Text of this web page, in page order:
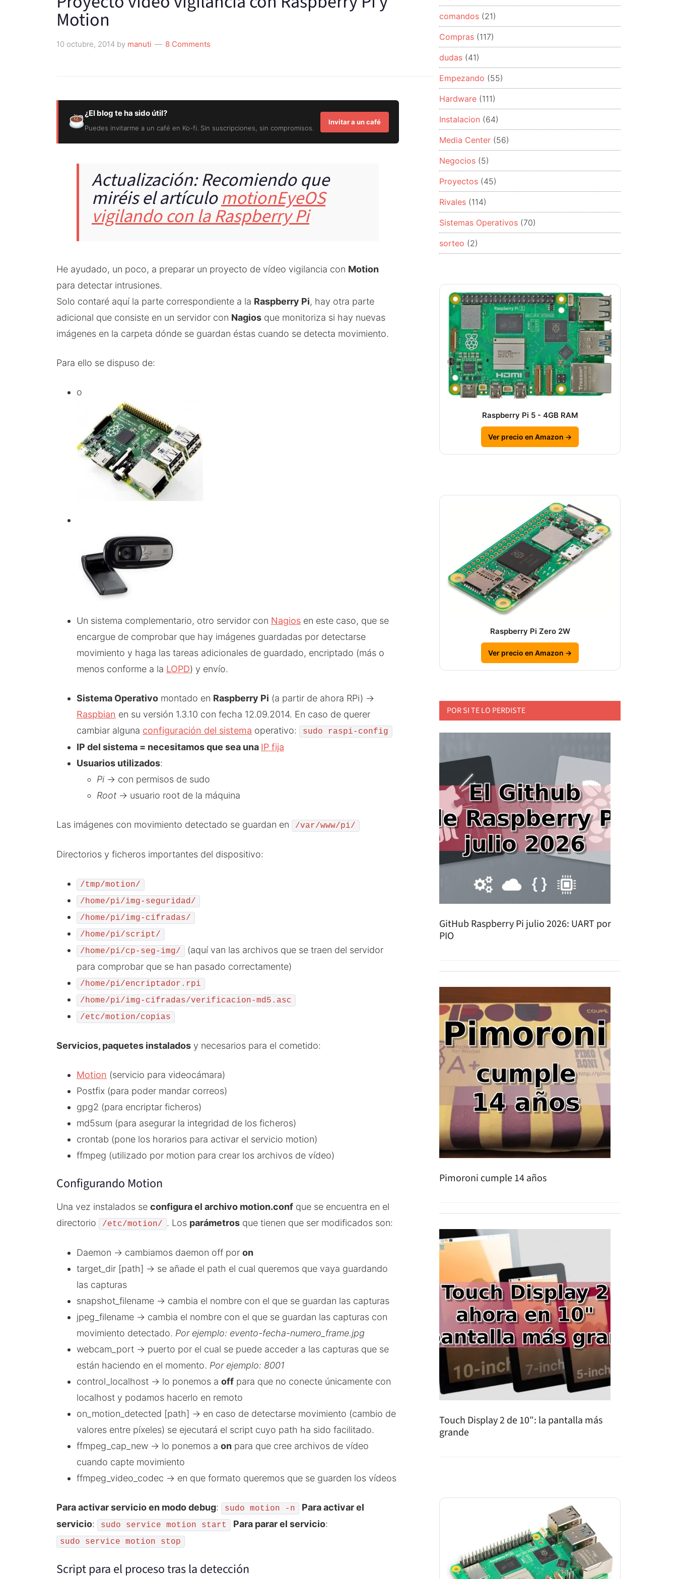
Motion
10 octubre, 2014 by manuti 8 Comments
¿El blog te ha sido útil?
Puedes invitarme a un café en Ko-fi. Sin suscripciones, sin compromisos.
Invitar a un café
Actualización: Recomiendo que
miréis el artículomotionEyeOS
vigilando con la Raspberry Pi
He ayudado, un poco, a preparar un proyecto de vídeo vigilancia con Motion
para detectar intrusiones.
Solo contaré aquí la parte correspondiente a la Raspberry Pi, hay otra parte
adicional que consiste en un servidor con Nagios que monitoriza si hay nuevas
imágenes en la carpeta dónde se guardan éstas cuando se detecta movimiento.
Para ello se dispuso de:
o
Un sistema complementario, otro servidor con Nagios en este caso, que se
encargue de comprobar que hay imágenes guardadas por detectarse
movimiento y haga las tareas adicionales de guardado, encriptado (más o
menos conforme a la LOPD) y envío.
Sistema Operativo montado en Raspberry Pi (a partir de ahora RPi) ->
Raspbian en su versión 1.3.10 con fecha 12.09.2014. En caso de querer
cambiar alguna configuración del sistema operativo: sudo raspi-config
IP del sistema = necesitamos que sea una IP fija
Usuarios utilizados:
Pi -> con permisos de sudo
Root -> usuario root de la máquina
Las imágenes con movimiento detectado se guardan en /var/www/pi/
Directorios y ficheros importantes del dispositivo:
/tmp/motion/
/home/pi/img-seguridad/
/home/pi/img-cifradas/
/home/pi/script/
/home/pi/cp-seg-img/
(aquí van las archivos que se traen del servidor
para comprobar que se han pasado correctamente)
/home/pi/encriptador.rpi
/home/pi/img-cifradas/verificacion-md5.asc
/etc/motion/copias
Servicios, paquetes instalados y necesarios para el cometido:
Motion (servicio para videocámara)
Postfix (para poder mandar correos)
gpg2 (para encriptar ficheros)
md5sum (para asegurar la integridad de los ficheros)
crontab (pone los horarios para activar el servicio motion)
ffmpeg (utilizado por motion para crear los archivos de vídeo)
Configurando Motion
Una vez instalados se configura el archivo motion.conf que se encuentra en el
directorio
/etc/motion/ . Los parámetrosque tienen que ser modificados son:
Daemon -> cambiamos daemon off por on
target_dir [path] -> se añade el path el cual queremos que vaya guardando
las capturas
snapshot_filename -> cambia el nombre con el que se guardan las capturas
jpeg_filename -> cambia el nombre con el que se guardan las capturas con
movimiento detectado. Por ejemplo: evento-fecha-numero_frame.jpg
webcam_port -> puerto por el cual se puede acceder a las capturas que se
están haciendo en el momento. Por ejemplo: 8001
control_localhost -> lo ponemos a off para que no conecte únicamente con
localhost y podamos hacerlo en remoto
on_motion_detected [path] -> en caso de detectarse movimiento (cambio de
valores entre píxeles) se ejecutará el script cuyo path ha sido facilitado.
ffmpeg_cap_new -> lo ponemos a on para que cree archivos de vídeo
cuando capte movimiento
ffmpeg_video_codec -> en que formato queremos que se guarden los vídeos
Para activar servicio en modo debug: sudo motion -n
Para activar el
servicio: sudo service motion start Para parar el servicio:
sudo service motion stop
Script para el proceso tras la detección
comandos (21)
Compras (117)
dudas (41)
Empezando (55)
Hardware (111)
Instalacion (64)
Media Center (56)
Negocios (5)
Proyectos (45)
Rivales (114)
Sistemas Operativos (70)
sorteo (2)
Raspberry Pi 5 - 4GB RAM
Ver precio en Amazon →
Raspberry Pi Zero 2W
Ver precio en Amazon →
POR SI TE LO PERDISTE
GitHub Raspberry Pi julio 2026: UART por
PIO
Pimoroni cumple 14 años
Touch Display 2 de 10″: la pantalla más
grande